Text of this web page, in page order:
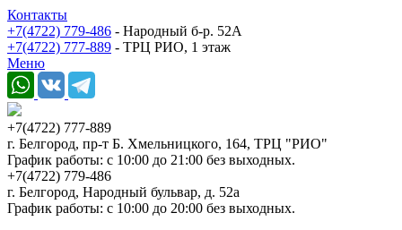
Контакты
+7(4722) 779-486 - Народный б-р. 52А
+7(4722) 777-889 - ТРЦ РИО, 1 этаж
Меню
+7(4722) 777-889
г. Белгород, пр-т Б. Хмельницкого, 164, ТРЦ "РИО"
График работы: с 10:00 до 21:00 без выходных.
+7(4722) 779-486
г. Белгород, Народный бульвар, д. 52а
График работы: с 10:00 до 20:00 без выходных.